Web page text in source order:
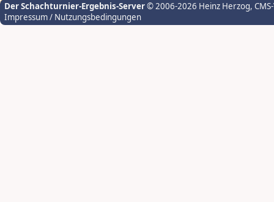
Der Schachturnier-Ergebnis-Server© 2006-2026 Heinz Herzog,
Impressum / Nutzungsbedingungen